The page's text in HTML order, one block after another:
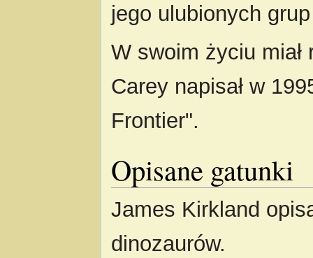
jego ulubionych
W swoim życiu
Carey napisał w
Frontier".
Opisane gatunki
James Kirkland
dinozaurów.